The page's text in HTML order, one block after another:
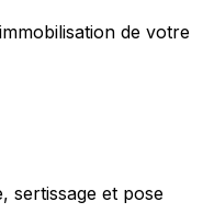
de votre
sertissage et pose